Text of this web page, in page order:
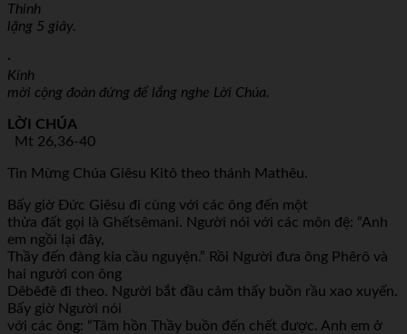
Thinh
lặng 5 giây.
·
Kính
mời cộng đoàn đứng để lắng nghe Lời Chúa.
LỜI CHÚA
Mt 26,36-40
Tin Mừng Chúa Giêsu Kitô theo thánh Mathêu.
Bấy giờ Đức Giêsu đi cùng với các ông đến một
thửa đất gọi là Ghếtsêmani. Người nói với các môn đệ: “Anh
em ngồi lại đây,
Thầy đến đàng kia cầu nguyện.” Rồi Người đưa ông Phêrô và
hai người con ông
Dêbêđê đi theo. Người bắt đầu cảm thấy buồn rầu xao xuyến.
Bấy giờ Người nói
với các ông: “Tâm hồn Thầy buồn đến chết được. Anh em ở